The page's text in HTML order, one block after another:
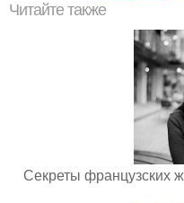
Читайте также
Секреты французских